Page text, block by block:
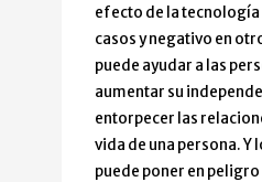
efecto de la
casos y negativo en
puede ayudar a las
aumentar su
entorpecer las
vida de una persona. Y
puede poner en peligro